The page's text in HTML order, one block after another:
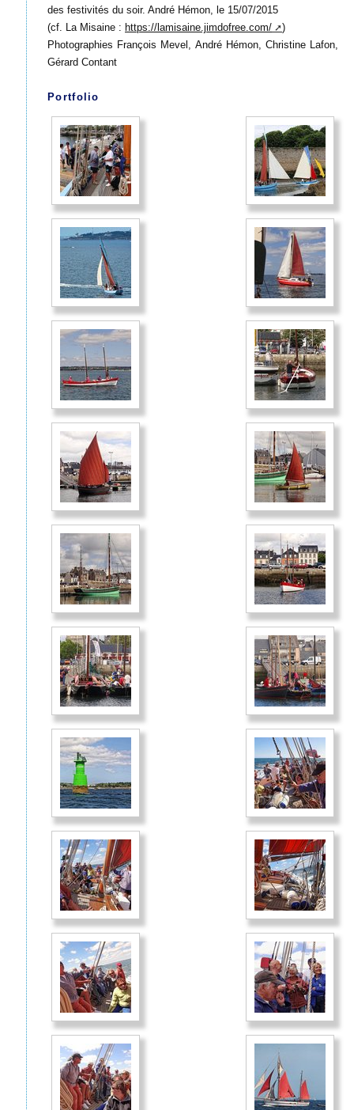
des festivités du soir. André Hémon, le 15/07/2015
(cf. La Misaine : https://lamisaine.jimdofree.com/
)
Photographies François Mevel, André Hémon, Christine Lafon,
Gérard Contant
Portfolio